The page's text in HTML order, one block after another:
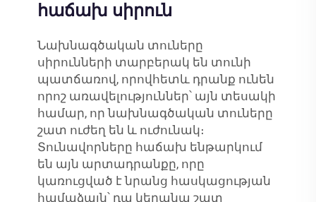
հաճախ սիրուն
Նախնագծական տուները
սիրունների տարբերակ են տունի
պատճառով, որովհետև դրանք ունեն
որոշ առավելություններ՝ այն տեսակի
համար, որ նախնագծական տուները
շատ ուժեղ են և ուժունակ։
Տունավորները հաճախ ենթարկում
են այն արտադրանքը, որը
կառուցված է նրանց հասկացության
համաձայն՝ դա կերանա շատ